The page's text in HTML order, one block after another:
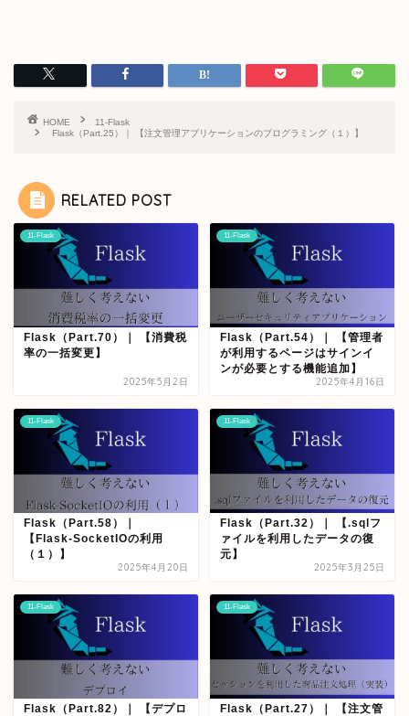
HOME
11-Flask
Flask（Part.25）｜ 【注文管理アプリケーションのプログラミング（１）】
RELATED POST
11-Flask
Flask（Part.70）｜ 【消費税
率の一括変更】
2025年5月2日
11-Flask
Flask（Part.54）｜ 【管理者
が利用するページはサインイ
ンが必要とする機能追加】
2025年4月16日
11-Flask
Flask（Part.58）｜
【Flask-SocketIOの利用
（１）】
2025年4月20日
11-Flask
Flask（Part.32）｜ 【.sqlフ
ァイルを利用したデータの復
元】
2025年3月25日
11-Flask
Flask（Part.82）｜ 【デプロ
11-Flask
Flask（Part.27）｜ 【注文管